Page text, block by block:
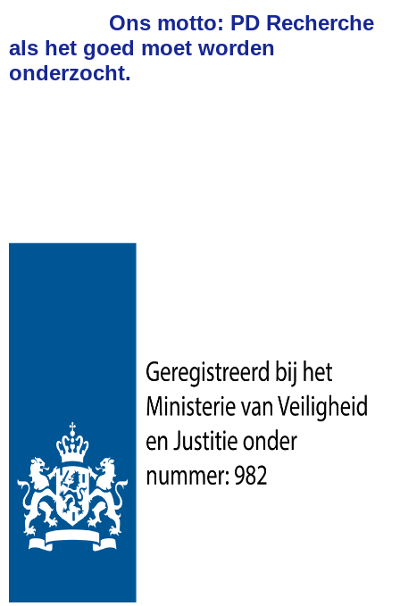
Ons motto: PD Recherche
als het goed moet worden
onderzocht.